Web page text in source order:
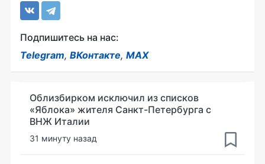
Подпишитесь на нас:
Telegram, ВКонтакте, MAX
Облизбирком исключил из списков
«Яблока» жителя Санкт-Петербурга с
ВНЖ Италии
31 минуту назад